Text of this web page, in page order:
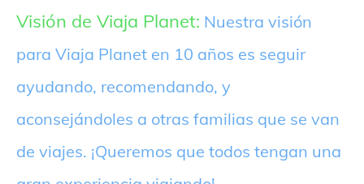
Visión de Viaja Planet: Nuestra visión
para Viaja Planet en 10 años es seguir
ayudando, recomendando, y
aconsejándoles a otras familias que se van
de viajes. ¡Queremos que todos tengan una